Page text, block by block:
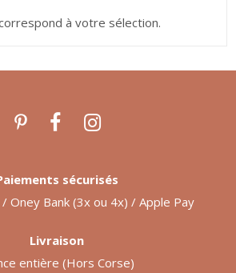
à votre sélection.
sécurisés
Oney Bank (3x ou 4x) / Apple Pay
Livraison
entière (Hors Corse)